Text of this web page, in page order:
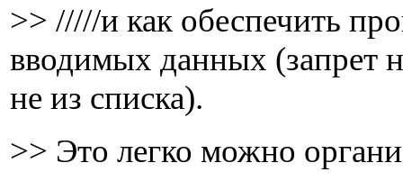
>> /////и как обеспечить
вводимых данных (запрет
не из списка).
>> Это легко можно